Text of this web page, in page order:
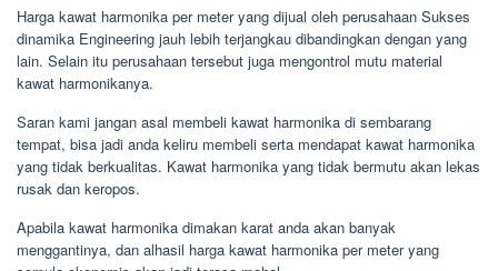
Harga kawat harmonika per meter yang dijual oleh perusahaan Sukses
dinamika Engineering jauh lebih terjangkau dibandingkan dengan yang
lain. Selain itu perusahaan tersebut juga mengontrol mutu material
kawat harmonikanya.
Saran kami jangan asal membeli kawat harmonika di sembarang
tempat, bisa jadi anda keliru membeli serta mendapat kawat harmonika
yang tidak berkualitas. Kawat harmonika yang tidak bermutu akan lekas
rusak dan keropos.
Apabila kawat harmonika dimakan karat anda akan banyak
menggantinya, dan alhasil harga kawat harmonika per meter yang